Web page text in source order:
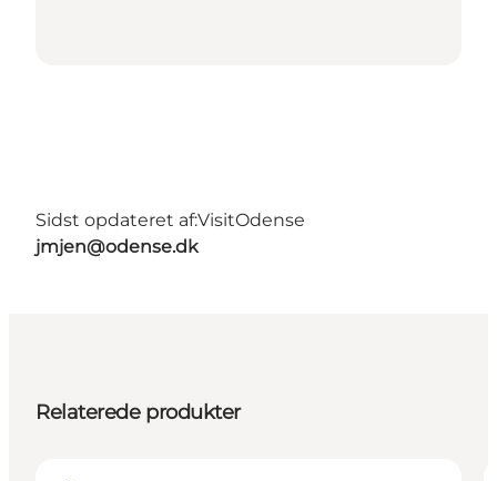
Sidst opdateret af:VisitOdense
jmjen@odense.dk
Relaterede produkter